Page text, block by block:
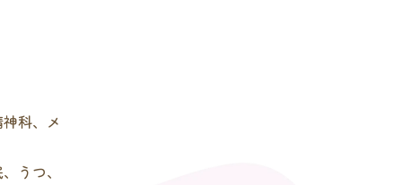
科、メ
うつ、